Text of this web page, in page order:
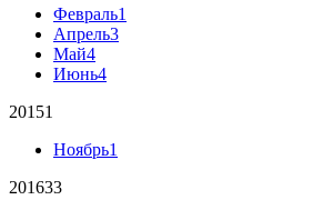
Февраль1
Апрель3
Май4
Июнь4
20151
Ноябрь1
201633